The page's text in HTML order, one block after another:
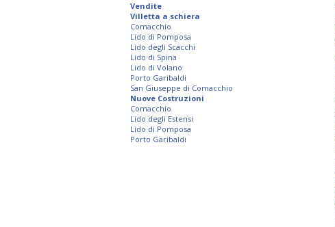
Vendite
Villetta a schiera
Comacchio
Lido di Pomposa
Lido degli Scacchi
Lido di Spina
Lido di Volano
Porto Garibaldi
San Giuseppe di Comacchio
Nuove Costruzioni
Comacchio
Lido degli Estensi
Lido di Pomposa
Porto Garibaldi